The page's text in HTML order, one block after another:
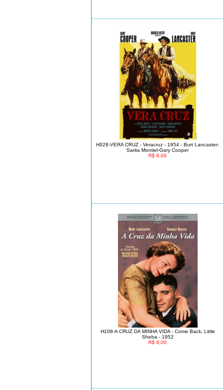
H028-VERA CRUZ - Veracruz - 1954 - Burt Lancaster-
Sarita Montiel-Gary Cooper
R$ 8,00
H108-A CRUZ DA MINHA VIDA - Come Back, Little
Sheba - 1952
R$ 8,00